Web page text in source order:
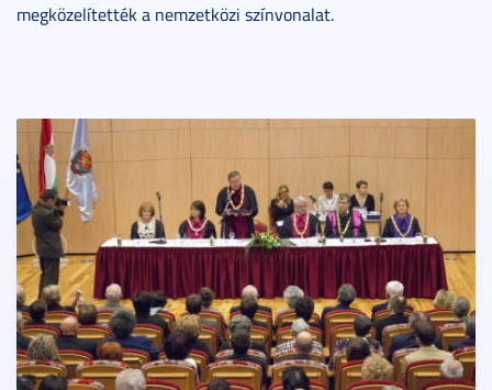
megközelítették a nemzetközi színvonalat.